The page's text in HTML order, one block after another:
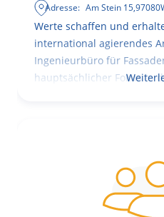
Adresse: Am Stein 15,97080
Werte schaffen und
international agierendes
Ingenieurbüro für
hauptsächlicher Fokus in